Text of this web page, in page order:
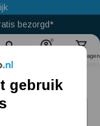
bezorgd*
Winkelwagen
gebruik